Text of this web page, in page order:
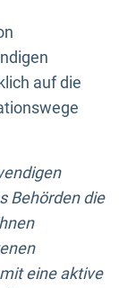
auf die
Behörden die
eine aktive